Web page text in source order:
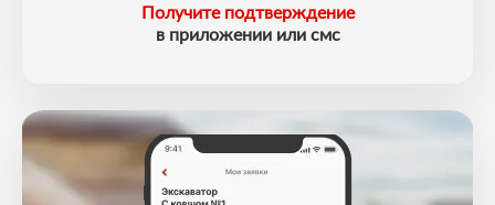
Получите подтверждение
в приложении или смс